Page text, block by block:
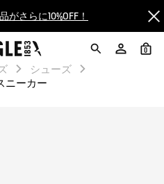
がさらに10%OFF！
SALEがスタート！
送料＆返品無料
0
シューズ
ニーカー